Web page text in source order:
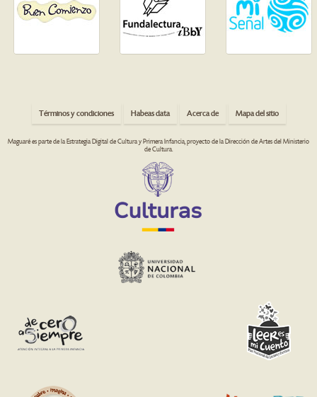
Términos y condiciones Habeas data Acerca de Mapa del sitio
Maguaré es parte de la Estrategia Digital de Cultura y Primera Infancia, proyecto de la Dirección de Artes del Ministerio
de Cultura.